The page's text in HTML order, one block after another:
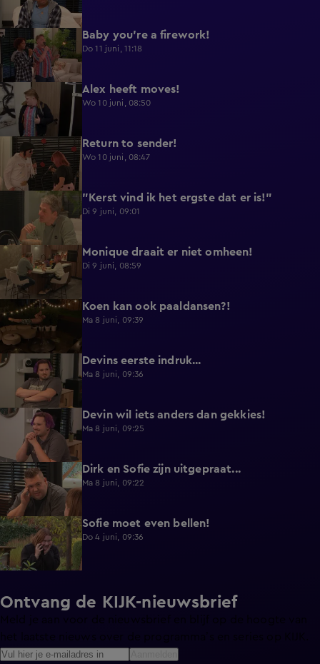
0:39 Baby you're a firework!
Do 11 juni, 11:18
0:43 Alex heeft moves!
Wo 10 juni, 08:50
0:36 Return to sender!
Wo 10 juni, 08:47
"Kerst vind ik het ergste dat er is!"
Di 9 juni, 09:01
0:29 Monique draait er niet omheen!
Di 9 juni, 08:59
0:38 Koen kan ook paaldansen?!
Ma 8 juni, 09:39
0:30 Devins eerste indruk...
Ma 8 juni, 09:36
0:25 Devin wil iets anders dan gekkies!
Ma 8 juni, 09:25
0:26 Dirk en Sofie zijn uitgepraat...
Ma 8 juni, 09:22
1:13 Sofie moet even bellen!
Do 4 juni, 09:36
Ontvang de KIJK-nieuwsbrief